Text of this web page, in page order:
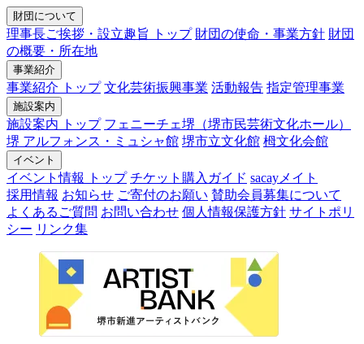
財団について
理事長ご挨拶・設立趣旨 トップ 財団の使命・事業方針 財団
の概要・所在地
事業紹介
事業紹介 トップ 文化芸術振興事業 活動報告 指定管理事業
施設案内
施設案内 トップ フェニーチェ堺（堺市民芸術文化ホール）
堺 アルフォンス・ミュシャ館 堺市立文化館 栂文化会館
イベント
イベント情報 トップ チケット購入ガイド sacayメイト
採用情報 お知らせ ご寄付のお願い 賛助会員募集について
よくあるご質問 お問い合わせ 個人情報保護方針 サイトポリ
シー リンク集